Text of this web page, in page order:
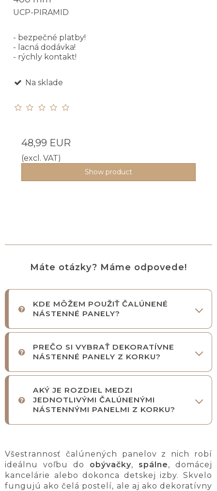
UCP-PIRAMID
- bezpečné platby!
- lacná dodávka!
- rýchly kontakt!
Na sklade
48,99 EUR
(excl. VAT)
Show product
Máte otázky? Máme odpovede!
KDE MÔŽEM POUŽIŤ ČALÚNENÉ
NÁSTENNÉ PANELY?
PREČO SI VYBRAŤ DEKORATÍVNE
NÁSTENNÉ PANELY Z KORKU?
AKÝ JE ROZDIEL MEDZI
JEDNOTLIVÝMI ČALÚNENÝMI
NÁSTENNÝMI PANELMI Z KORKU?
Všestrannosť čalúnených panelov z nich robí
ideálnu voľbu do obývačky, spálne, domácej
kancelárie alebo dokonca detskej izby. Skvelo
fungujú ako čelá postelí, ale aj ako dekoratívny